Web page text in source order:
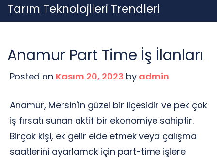
Skip
to
Tarım Teknolojileri Trendleri
Anamur Part Time İş İlanları
Posted on Kasım 20, 2023 by admin
Anamur, Mersin'in güzel bir ilçesidir ve pek çok
iş fırsatı sunan aktif bir ekonomiye sahiptir.
Birçok kişi, ek gelir elde etmek veya çalışma
saatlerini ayarlamak için part-time işlere